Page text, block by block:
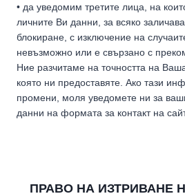
• да уведомим третите лица, на
личните Ви данни, за всяко
блокиране, с изключение на
невъзможно или е свързано с
Ние разчитаме на точността на
която ни предоставяте. Ако тази
промени, моля уведомете ни за
данни на формата за контакт на
ПРАВО НА ИЗТРИВАНЕ